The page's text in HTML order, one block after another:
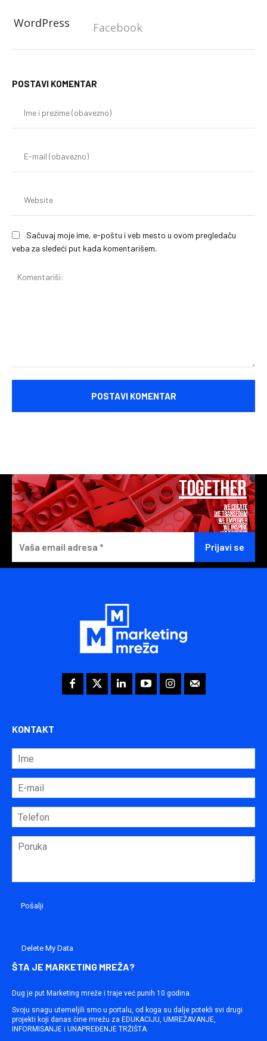
WordPress Facebook
POSTAVI KOMENTAR
Sačuvaj moje ime, e-poštu i veb mesto u ovom pregledaču
veba za sledeći put kada komentarišem.
KONTAKT
Delete My Data
ŠTA JE MARKETING MREŽA?
Dug je put Marketing mreže i traje već punih 10 godina.
Svoju snagu utemeljili smo u portalu, od koga su dalje potekli svi drugi
projekti koji danas čine mrežu za EDUKACIJU, UMREŽAVANJE,
INFORMISANJE i UNAPREĐENJE TRŽIŠTA.